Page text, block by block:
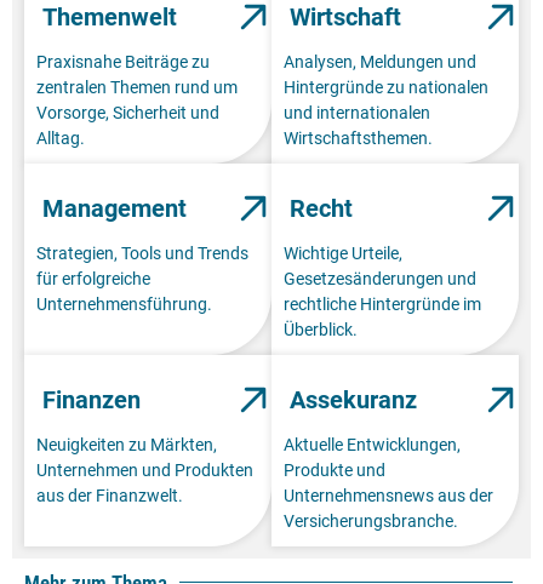
Themenwelt
Praxisnahe Beiträge zu
zentralen Themen rund um
Vorsorge, Sicherheit und
Alltag.
Wirtschaft
Analysen, Meldungen und
Hintergründe zu nationalen
und internationalen
Wirtschaftsthemen.
Management
Strategien, Tools und Trends
für erfolgreiche
Unternehmensführung.
Recht
Wichtige Urteile,
Gesetzesänderungen und
rechtliche Hintergründe im
Überblick.
Finanzen
Neuigkeiten zu Märkten,
Unternehmen und Produkten
aus der Finanzwelt.
Assekuranz
Aktuelle Entwicklungen,
Produkte und
Unternehmensnews aus der
Versicherungsbranche.